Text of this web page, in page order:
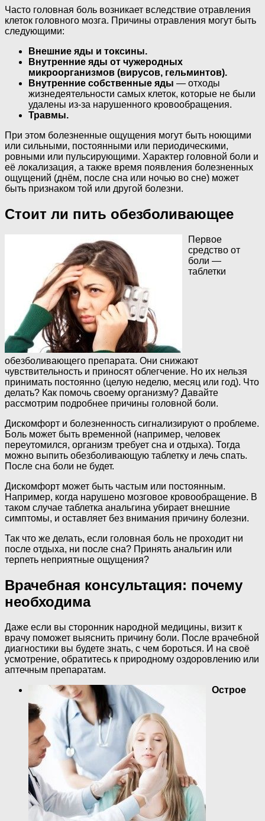
Часто головная боль возникает вследствие отравления
клеток головного мозга. Причины отравления могут быть
следующими:
Внешние яды и токсины.
Внутренние яды от чужеродных
микроорганизмов (вирусов, гельминтов).
Внутренние собственные яды — отходы
жизнедеятельности самых клеток, которые не были
удалены из-за нарушенного кровообращения.
Травмы.
При этом болезненные ощущения могут быть ноющими
или сильными, постоянными или периодическими,
ровными или пульсирующими. Характер головной боли и
её локализация, а также время появления болезненных
ощущений (днём, после сна или ночью во сне) может
быть признаком той или другой болезни.
Стоит ли пить обезболивающее
Первое
средство от
боли —
таблетки
обезболивающего препарата. Они снижают
чувствительность и приносят облегчение. Но их нельзя
принимать постоянно (целую неделю, месяц или год). Что
делать? Как помочь своему организму? Давайте
рассмотрим подробнее причины головной боли.
Дискомфорт и болезненность сигнализируют о проблеме.
Боль может быть временной (например, человек
переутомился, организм требует сна и отдыха). Тогда
можно выпить обезболивающую таблетку и лечь спать.
После сна боли не будет.
Дискомфорт может быть частым или постоянным.
Например, когда нарушено мозговое кровообращение. В
таком случае таблетка анальгина убирает внешние
симптомы, и оставляет без внимания причину болезни.
Так что же делать, если головная боль не проходит ни
после отдыха, ни после сна? Принять анальгин или
терпеть неприятные ощущения?
Врачебная консультация: почему
необходима
Даже если вы сторонник народной медицины, визит к
врачу поможет выяснить причину боли. После врачебной
диагностики вы будете знать, с чем бороться. И на своё
усмотрение, обратитесь к природному оздоровлению или
аптечным препаратам.
Острое